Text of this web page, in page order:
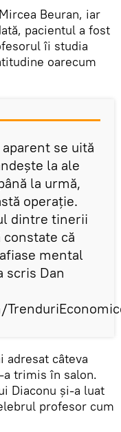
Beuran, iar
pacientul a fost
îi studia
oarecum
se uită
la ale
la urmă,
operație.
dintre tinerii
că
mental
scris Dan
adresat câteva
trimis în salon.
Diaconu și-a luat
profesor cum